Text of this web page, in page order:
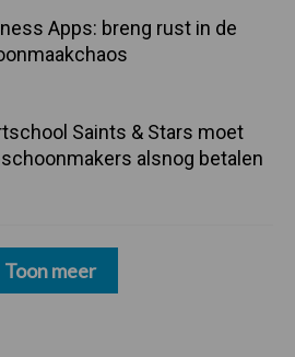
Apps: breng rust in de
Saints & Stars moet
alsnog betalen
Toon meer